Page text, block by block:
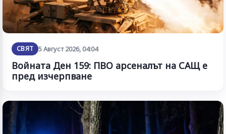
СВЯТ 5 Август 2026, 04:04
Войната Ден 159: ПВО арсеналът на САЩ е
пред изчерпване